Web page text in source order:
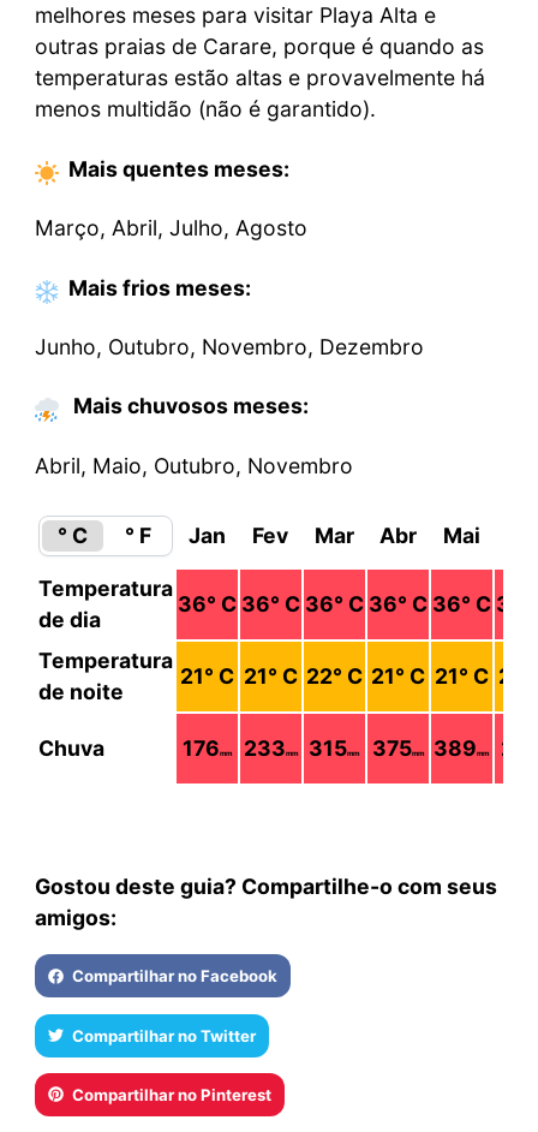
melhores meses para visitar Playa Alta e
outras praias de Carare, porque é quando as
temperaturas estão altas e provavelmente há
menos multidão (não é garantido).
Mais quentes meses:
Março, Abril, Julho, Agosto
Mais frios meses:
Junho, Outubro, Novembro, Dezembro
Mais chuvosos meses:
Abril, Maio, Outubro, Novembro
° C ° F Jan Fev Mar Abr Mai
Temperatura
de dia
36° C 36° C 36° C 36° C 36° C 36
Temperatura
de noite
21° C 21° C 22° C 21° C 21° C 21
Chuva 176mm 233mm 315mm 375mm 389mm 221
Gostou deste guia? Compartilhe-o com seus
amigos:
Compartilhar no Facebook
Compartilhar no Twitter
Compartilhar no Pinterest